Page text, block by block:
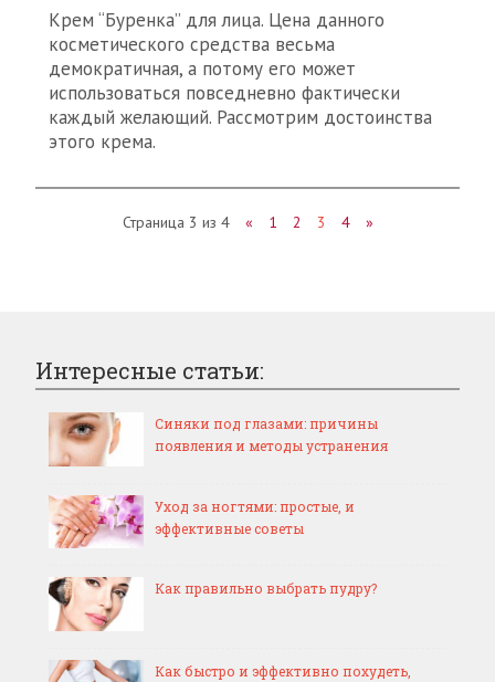
Крем “Буренка” для лица. Цена данного
косметического средства весьма
демократичная, а потому его может
использоваться повседневно фактически
каждый желающий. Рассмотрим достоинства
этого крема.
Страница 3 из 4 « 1 2 3 4 »
Интересные статьи:
Синяки под глазами: причины
появления и методы устранения
Уход за ногтями: простые, и
эффективные советы
Как правильно выбрать пудру?
Как быстро и эффективно похудеть,